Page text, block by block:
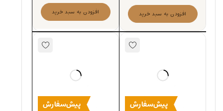
افزودن به سبد خرید افزودن به سبد خرید
پیش‌سفارش پیش‌سفارش